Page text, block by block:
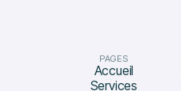
PAGES
Accueil
Services